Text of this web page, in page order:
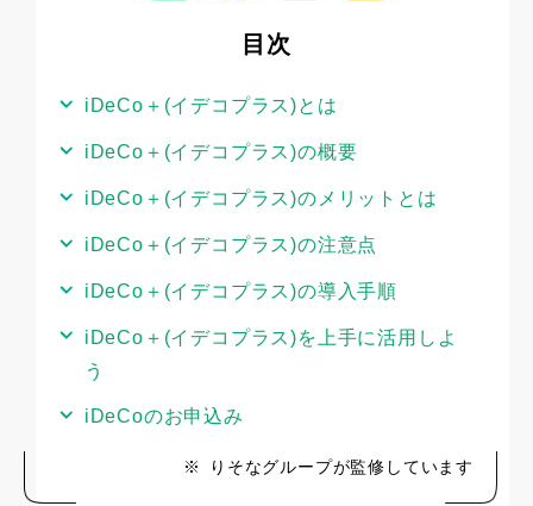
目次
iDeCo＋(イデコプラス)とは
iDeCo＋(イデコプラス)の概要
iDeCo＋(イデコプラス)のメリットとは
iDeCo＋(イデコプラス)の注意点
iDeCo＋(イデコプラス)の導入手順
iDeCo＋(イデコプラス)を上手に活用しよ
う
iDeCoのお申込み
※ りそなグループが監修しています